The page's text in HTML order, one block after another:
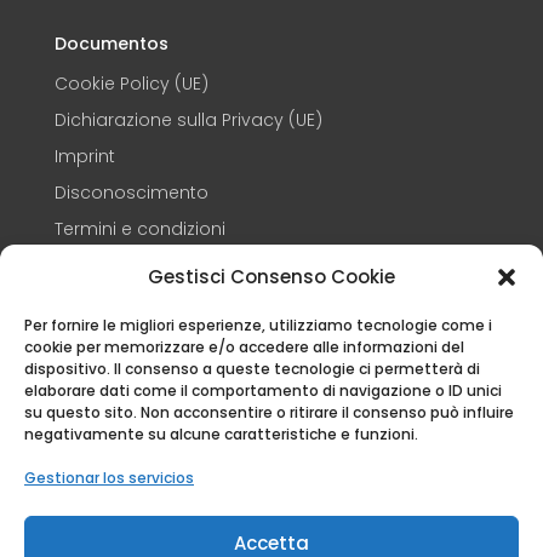
Gestisci Consenso Cookie
Per fornire le migliori esperienze, utilizziamo tecnologie come i
cookie per memorizzare e/o accedere alle informazioni del
dispositivo. Il consenso a queste tecnologie ci permetterà di
elaborare dati come il comportamento di navigazione o ID unici
su questo sito. Non acconsentire o ritirare il consenso può influire
negativamente su alcune caratteristiche e funzioni.
Gestionar los servicios
Accetta
Documentos
Cookie Policy (UE)
Dichiarazione sulla Privacy (UE)
Imprint
Disconoscimento
Termini e condizioni
 +39 3248347609
 info@capandin.it
Via Eretta 37 – 12016 – Peveragno (CN)
DTTFNC64B56D205X 2026 | Todos los derechos